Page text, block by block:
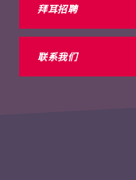
拜耳招聘
联系我们